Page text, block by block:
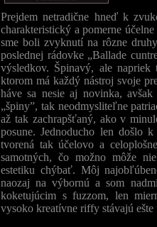
Prejdem netradične hneď k
charakteristický a pomerne
sme boli zvyknutí na rôzne
poslednej rádovke „Ballade
výsledkov. Špinavý, ale
ktorom má každý nástroj svoje
háve sa nesie aj novinka,
„špiny”, tak neodmysliteľne
až tak zachrapšťaný, ako v
posune. Jednoducho len došlo
tvorená tak účelovo a
samotných, čo možno môže
estetiku chýbať. Môj
naozaj na výbornú a som
koketujúcim s fuzzom, len
vysoko kreatívne riffy stávajú